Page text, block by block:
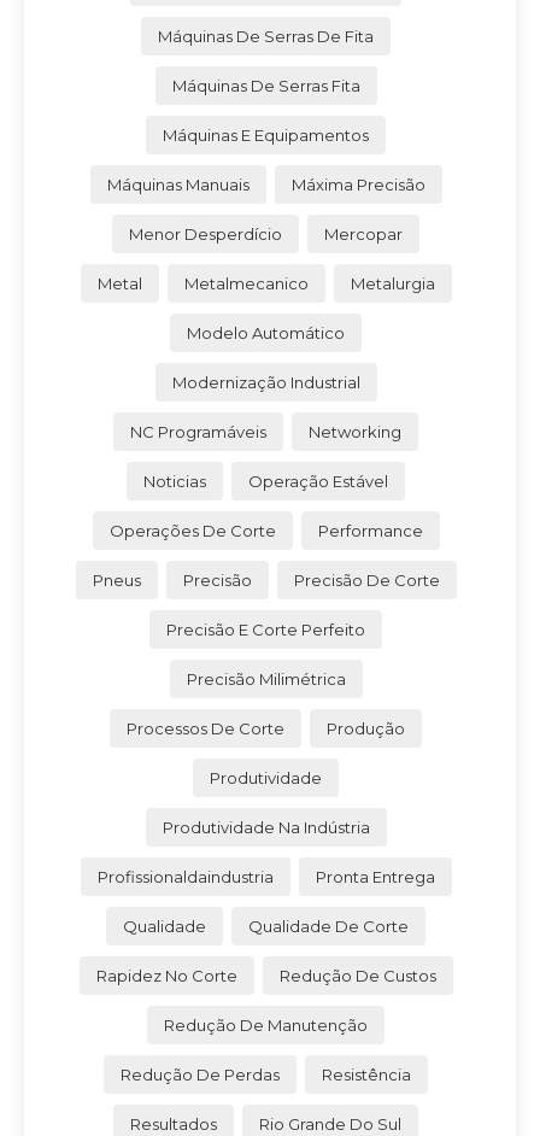
Máquinas De Serras De Fita
Máquinas De Serras Fita
Máquinas E Equipamentos
Máquinas Manuais Máxima Precisão
Menor Desperdício Mercopar
Metal Metalmecanico Metalurgia
Modelo Automático
Modernização Industrial
NC Programáveis Networking
Noticias Operação Estável
Operações De Corte Performance
Pneus Precisão Precisão De Corte
Precisão E Corte Perfeito
Precisão Milimétrica
Processos De Corte Produção
Produtividade
Produtividade Na Indústria
Profissionaldaindustria Pronta Entrega
Qualidade Qualidade De Corte
Rapidez No Corte Redução De Custos
Redução De Manutenção
Redução De Perdas Resistência
Resultados Rio Grande Do Sul